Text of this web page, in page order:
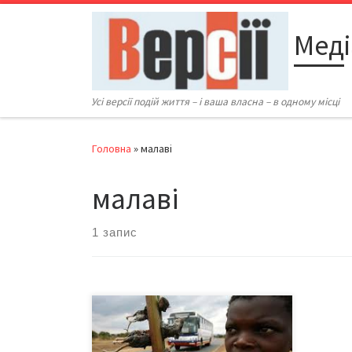
Перейти до вмісту
Усі версії подій життя – і ваша власна – в одному місці
Головна »малаві
малаві
1 запис
На півдні Малаві – країни на
південному сході Африки –
щонайменше п’ятьох людей вбили